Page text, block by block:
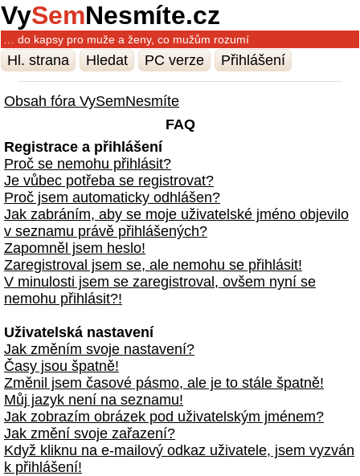
VySemNesmíte.cz
… do kapsy pro muže a ženy, co mužům rozumí
Hl. strana Hledat PC verze Přihlášení
Obsah fóra VySemNesmíte
FAQ
Registrace a přihlášení
Proč se nemohu přihlásit?
Je vůbec potřeba se registrovat?
Proč jsem automaticky odhlášen?
Jak zabráním, aby se moje uživatelské jméno objevilo
v seznamu právě přihlášených?
Zapomněl jsem heslo!
Zaregistroval jsem se, ale nemohu se přihlásit!
V minulosti jsem se zaregistroval, ovšem nyní se
nemohu přihlásit?!
Uživatelská nastavení
Jak změním svoje nastavení?
Časy jsou špatně!
Změnil jsem časové pásmo, ale je to stále špatně!
Můj jazyk není na seznamu!
Jak zobrazím obrázek pod uživatelským jménem?
Jak změní svoje zařazení?
Když kliknu na e-mailový odkaz uživatele, jsem vyzván
k přihlášení!